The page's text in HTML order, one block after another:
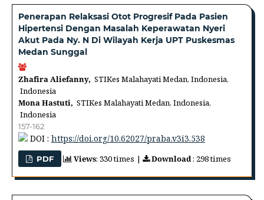
Penerapan Relaksasi Otot Progresif Pada Pasien
Hipertensi Dengan Masalah Keperawatan Nyeri
Akut Pada Ny. N Di Wilayah Kerja UPT Puskesmas
Medan Sunggal
Zhafira Aliefanny, STIKes Malahayati Medan, Indonesia,
Indonesia
Mona Hastuti, STIKes Malahayati Medan, Indonesia,
Indonesia
157-162
DOI : https://doi.org/10.62027/praba.v3i3.538
PDF Views: 330 times | Download: 298 times